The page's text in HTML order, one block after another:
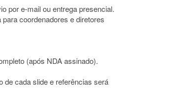
por e-mail ou entrega presencial.
coordenadores e diretores
(após NDA assinado).
de cada slide e referências será